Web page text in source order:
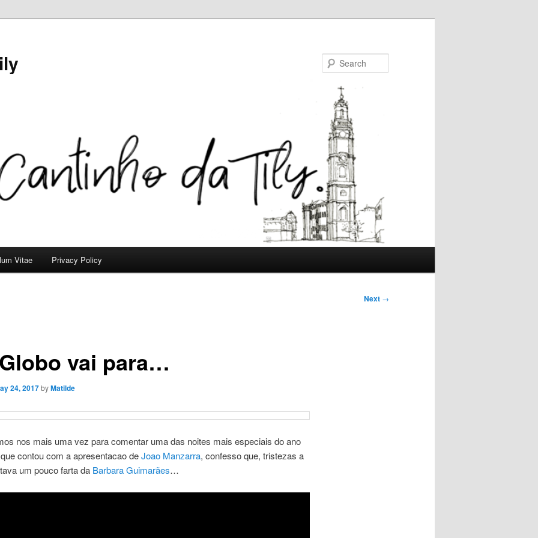
Vitae Privacy Policy
Next →
vai para…
24, 2017byMatilde
nos mais uma vez para comentar uma das noites mais especiais do ano
contou com a apresentacao deJoao Manzarra, confesso que, tristezas a
um pouco farta da Barbara Guimarães…